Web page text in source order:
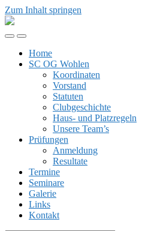
Zum Inhalt springen
SCOG
Mobil-
umschalten
Suchfeld
umschalten
Home
SC OG Wohlen
Koordinaten
Vorstand
Statuten
Clubgeschichte
Haus- und Platzregeln
Unsere Team’s
Prüfungen
Anmeldung
Resultate
Termine
Seminare
Galerie
Links
Kontakt